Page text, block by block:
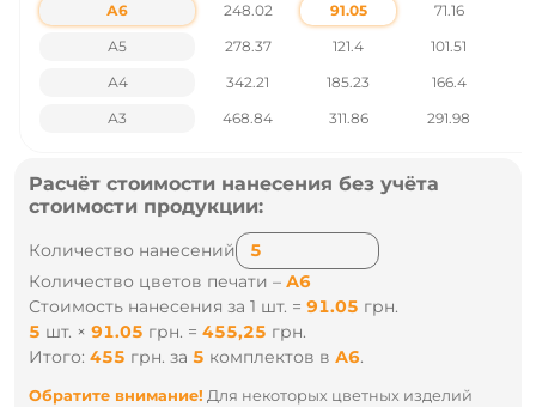
А6
248.02 91.05 71.16
А5
278.37 121.4 101.51
А4
342.21 185.23 166.4
А3
468.84 311.86 291.98
Расчёт стоимости нанесения без учёта
стоимости продукции:
Количество нанесений
Количество цветов печати – А6
Стоимость нанесения за 1 шт. = 91.05 грн.
5 шт. × 91.05 грн. = 455,25 грн.
Итого: 455 грн. за 5 комплектов в А6.
Обратите внимание! Для некоторых цветных изделий